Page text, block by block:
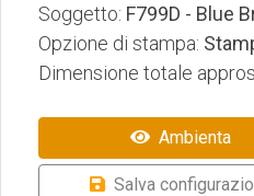
Soggetto: F799D - Blue
Opzione di stampa:
Dimensione totale
Ambienta
Salva